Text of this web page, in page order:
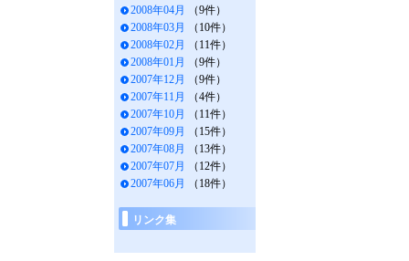
2008年04月
（9件）
2008年03月
（10件）
2008年02月
（11件）
2008年01月
（9件）
2007年12月
（9件）
2007年11月
（4件）
2007年10月
（11件）
2007年09月
（15件）
2007年08月
（13件）
2007年07月
（12件）
2007年06月
（18件）
リンク集